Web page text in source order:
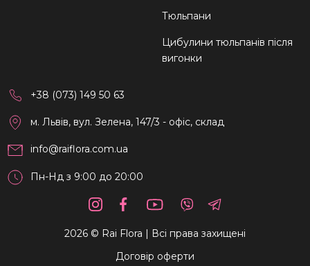
Тюльпани
Цибулини тюльпанів після
вигонки
+38 (073) 149 50 63
м. Львів, вул. Зелена, 147/3 - офіс, склад
info@raiflora.com.ua
Пн-Нд з 9:00 до 20:00
2026 © Rai Flora | Всі права захищені
Договір оферти